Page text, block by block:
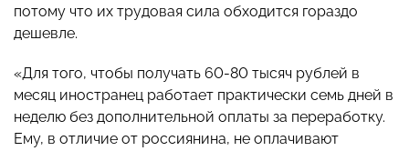
потому что их трудовая сила обходится гораздо
дешевле.
«Для того, чтобы получать 60-80 тысяч рублей в
месяц иностранец работает практически семь дней в
неделю без дополнительной оплаты за переработку.
Ему, в отличие от россиянина, не оплачивают